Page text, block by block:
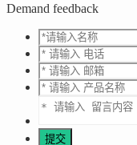
Demand feedback